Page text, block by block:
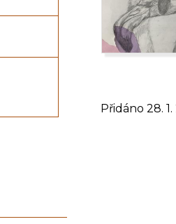
Přidáno 28.